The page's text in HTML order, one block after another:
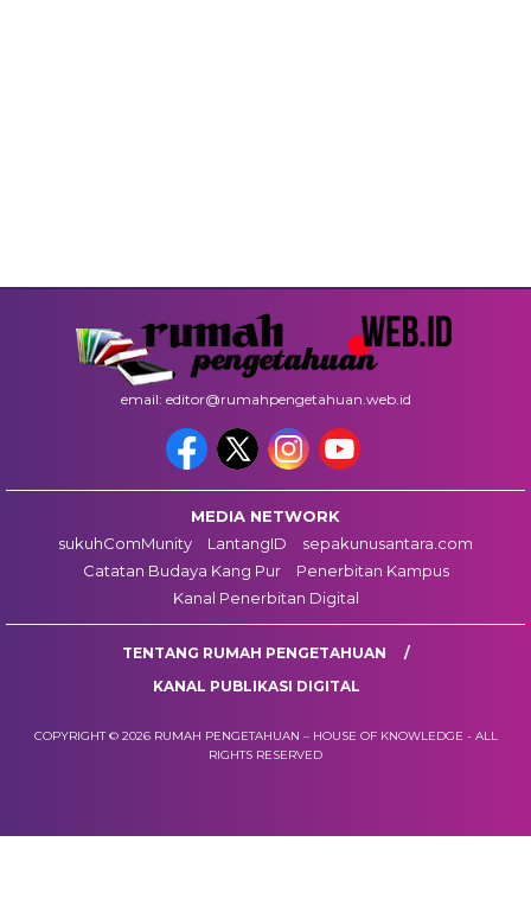
email: editor@rumahpengetahuan.web.id
MEDIA NETWORK
sukuhComMunity
LantangID
sepakunusantara.com
Catatan Budaya Kang Pur
Penerbitan Kampus
Kanal Penerbitan Digital
TENTANG RUMAH PENGETAHUAN
KANAL PUBLIKASI DIGITAL
COPYRIGHT © 2026 RUMAH PENGETAHUAN – HOUSE OF KNOWLEDGE - ALL
RIGHTS RESERVED